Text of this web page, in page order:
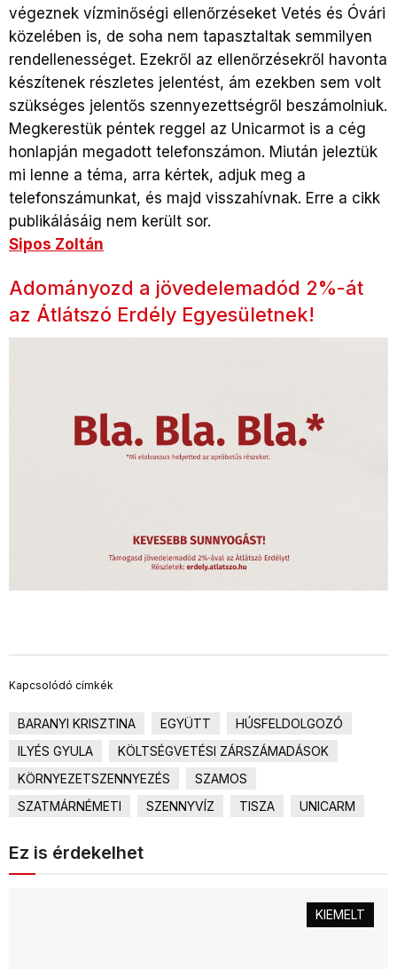
végeznek vízminőségi ellenőrzéseket Vetés és Óvári
közelében is, de soha nem tapasztaltak semmilyen
rendellenességet. Ezekről az ellenőrzésekről havonta
készítenek részletes jelentést, ám ezekben sem volt
szükséges jelentős szennyezettségről beszámolniuk.
Megkerestük péntek reggel az Unicarmot is a cég
honlapján megadott telefonszámon. Miután jeleztük
mi lenne a téma, arra kértek, adjuk meg a
telefonszámunkat, és majd visszahívnak. Erre a cikk
publikálásáig nem került sor.
Sipos Zoltán
Adományozd a jövedelemadód 2%-át
az Átlátszó Erdély Egyesületnek!
Kapcsolódó címkék
BARANYI KRISZTINA EGYÜTT
HÚSFELDOLGOZÓ
ILYÉS GYULA
KÖLTSÉGVETÉSI ZÁRSZÁMADÁSOK
KÖRNYEZETSZENNYEZÉS
SZAMOS
SZATMÁRNÉMETI
SZENNYVÍZ TISZA UNICARM
Ez is érdekelhet
KIEMELT